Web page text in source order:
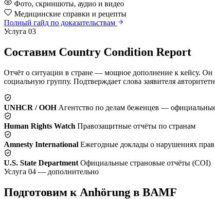
Фото, скриншоты, аудио и видео
Медицинские справки и рецепты
Полный гайд по доказательствам
Услуга 03
Составим Country Condition Report
Отчёт о ситуации в стране — мощное дополнение к кейсу.
социальную группу. Подтверждает слова заявителя
UNHCR / ООН Агентство по делам беженцев —
Human Rights Watch Правозащитные отчёты по странам
Amnesty International Ежегодные доклады о нарушениях прав
U.S. State Department Официальные страновые отчёты (COI)
Услуга 04 — дополнительно
Подготовим к Anhörung в BAMF